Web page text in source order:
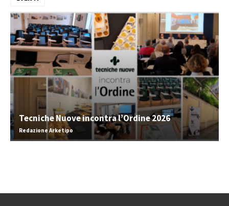
Tecniche Nuove incontra l’Ordine 2026
Redazione Arketipo